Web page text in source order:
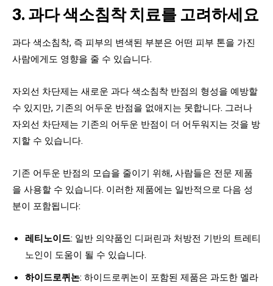
3. 과다 색소침착 치료를 고려하세요
과다 색소침착, 즉 피부의 변색된 부분은 어떤 피부 톤을 가진
사람에게도 영향을 줄 수 있습니다.
자외선 차단제는 새로운 과다 색소침착 반점의 형성을 예방할
수 있지만, 기존의 어두운 반점을 없애지는 못합니다. 그러나
자외선 차단제는 기존의 어두운 반점이 더 어두워지는 것을 방
지할 수 있습니다.
기존 어두운 반점의 모습을 줄이기 위해, 사람들은 전문 제품
을 사용할 수 있습니다. 이러한 제품에는 일반적으로 다음 성
분이 포함됩니다:
레티노이드: 일반 의약품인 디퍼린과 처방전 기반의 트레티
노인이 도움이 될 수 있습니다.
하이드로퀴논: 하이드로퀴논이 포함된 제품은 과도한 멜라